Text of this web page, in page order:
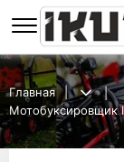
Главная
Мотобуксировщик